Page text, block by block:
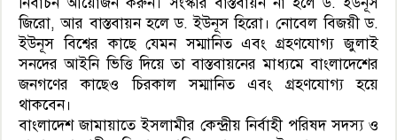
জিরো, আর বাস্তবায়ন হলে ড. ইউনূস হিরো। নোবেল বিজয়ী ড.
ইউনূস বিশ্বের কাছে যেমন সম্মানিত এবং গ্রহণযোগ্য জুলাই
সনদের আইনি ভিত্তি দিয়ে তা বাস্তবায়নের মাধ্যমে বাংলাদেশের
জনগণের কাছেও চিরকাল সম্মানিত এবং গ্রহণযোগ্য হয়ে
থাকবেন।
বাংলাদেশ জামায়াতে ইসলামীর কেন্দ্রীয় নির্বাহী পরিষদ সদস্য ও